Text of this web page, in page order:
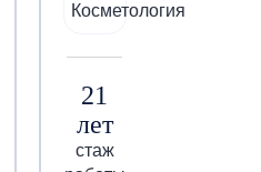
21
лет
стаж